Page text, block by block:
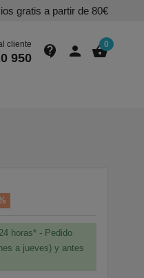
gratis a partir de 80€
cliente
950 contact_support person shopping_basket
0
horas* - Pedido
a jueves) y antes